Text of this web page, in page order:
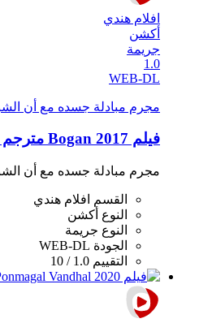
افلام هندي
أكشن
جريمة
1.0
WEB-DL
مجرم مبادلة جسده مع أن
فيلم Bogan 2017 مترجم HD
مجرم مبادلة جسده مع أن
القسم
افلام هندي
النوع أكشن
النوع جريمة
الجودة WEB-DL
التقييم 1.0 / 10